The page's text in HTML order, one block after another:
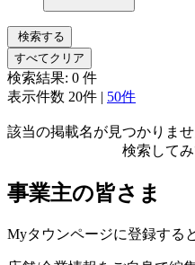
検索する
すべてクリア
検索結果: 0 件
表示件数 20件 | 50件
該当の掲載名が見つかりま
検索してみ
事業主の皆さま
Myタウンページに登録する